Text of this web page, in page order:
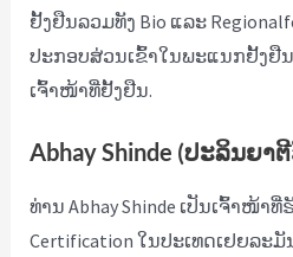
ຢັ້ງຢືນລວມທັງ Bio ແລະ
ປະກອບສ່ວນເຂົ້າໃນພະແນກຢັ້ງຢືນ
ເຈົ້າໜ້າທີ່ຢັ້ງຢືນ.
Abhay Shinde (ປະລິນຍ
ທ່ານ Abhay Shinde ເປັນເຈົ້າໜ້າທີ່
Certification ໃນປະເທດເຢຍລະ